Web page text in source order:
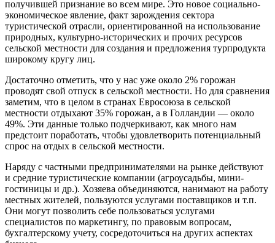
получившей признание во всем мире. Это новое социально-
экономическое явление, факт зарождения сектора
туристической отрасли, ориентированной на использование
природных, культурно-исторических и прочих ресурсов
сельской местности для создания и предложения турпродукта
широкому кругу лиц.
Достаточно отметить, что у нас уже около 2% горожан
проводят свой отпуск в сельской местности. Но для сравнения
заметим, что в целом в странах Евросоюза в сельской
местности отдыхают 35% горожан, а в Голландии — около
49%. Эти данные только подчеркивают, как много нам
предстоит поработать, чтобы удовлетворить потенциальный
спрос на отдых в сельской местности.
Наряду с частными предпринимателями на рынке действуют
и средние туристические компании (агроусадьбы, мини-
гостиницы и др.). Хозяева объединяются, нанимают на работу
местных жителей, пользуются услугами поставщиков и т.п.
Они могут позволить себе пользоваться услугами
специалистов по маркетингу, по правовым вопросам,
бухгалтерскому учету, сосредоточиться на других аспектах